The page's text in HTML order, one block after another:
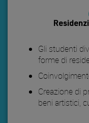
Gli studenti
forme di
Creazione di
beni artistici,